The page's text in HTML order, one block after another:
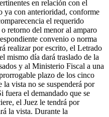
en relación con el
ya con anterioridad, conforme
el requerido
retorno del menor al amparo
convenio o norma
realizar por escrito, el Letrado
mismo día dará traslado de la
y al Ministerio Fiscal a una
plazo de los cinco
vista no se suspenderá por
fuera el demandado que se
el Juez le tendrá por
la vista. Durante la